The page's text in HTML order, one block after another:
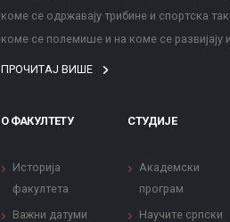
коме се одржавају трибине и спортска
коме се полемише и на коме се развијају
ПРОЧИТАЈ ВИШЕ
О ФАКУЛТЕТУ
Историја
факултета
Важни датуми
СТУДИЈЕ
Академски
програм
Научите српски